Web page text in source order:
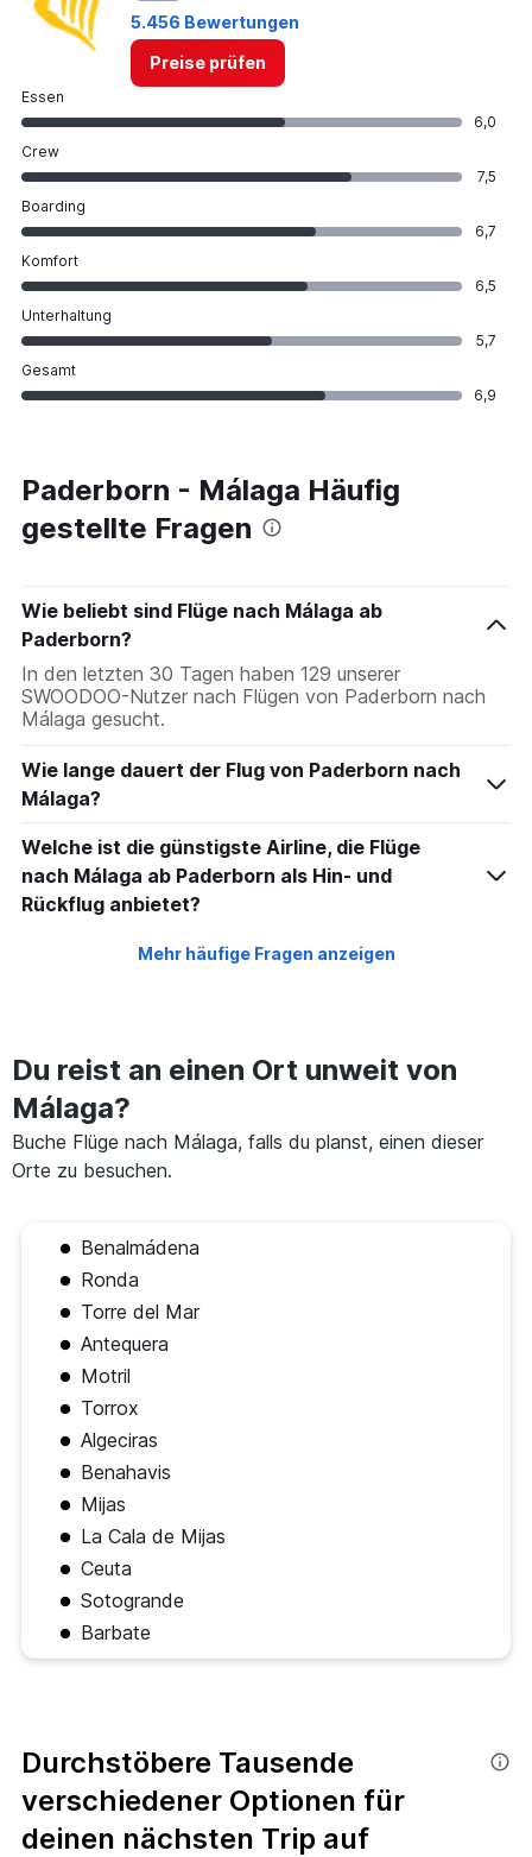
5.456 Bewertungen
Preise prüfen
Essen
6,0
Crew
7,5
Boarding
6,7
Komfort
6,5
Unterhaltung
5,7
Gesamt
6,9
Paderborn - Málaga Häufig
gestellte Fragen
Wie beliebt sind Flüge nach Málaga ab
Paderborn?
In den letzten 30 Tagen haben 129 unserer
SWOODOO-Nutzer nach Flügen von Paderborn nach
Málaga gesucht.
Wie lange dauert der Flug von Paderborn nach
Málaga?
Welche ist die günstigste Airline, die Flüge
nach Málaga ab Paderborn als Hin- und
Rückflug anbietet?
Mehr häufige Fragen anzeigen
Du reist an einen Ort unweit von
Málaga?
Buche Flüge nach Málaga, falls du planst, einen dieser
Orte zu besuchen.
Benalmádena
Ronda
Torre del Mar
Antequera
Motril
Torrox
Algeciras
Benahavis
Mijas
La Cala de Mijas
Ceuta
Sotogrande
Barbate
Durchstöbere Tausende
verschiedener Optionen für
deinen nächsten Trip auf